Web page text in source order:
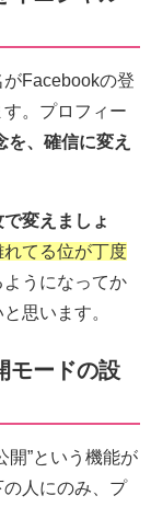
Facebookの登
。プロフィー
、確信に変え
変えましょ
てる位が丁度
うになってか
思います。
モードの設
開”という機能が
人にのみ、プ